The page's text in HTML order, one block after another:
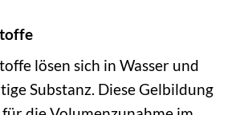
lösen sich in Wasser und
Substanz. Diese Gelbildung